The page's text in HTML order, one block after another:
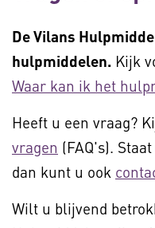
De Vilans
hulpmiddelen. Kijk
Waar kan ik het
Heeft u een vraag?
vragen (FAQ's).
dan kunt u ook
Wilt u blijvend